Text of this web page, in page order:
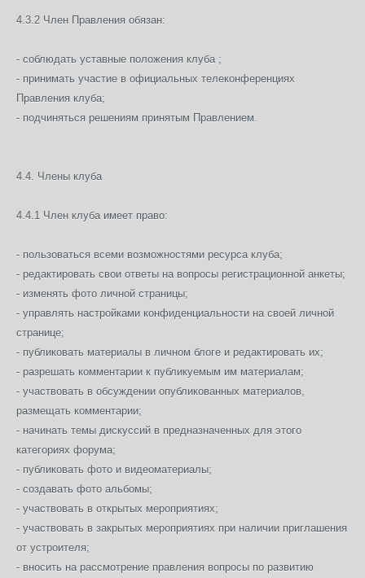
4.3.2 Член Правления обязан:
- соблюдать уставные положения клуба ;
- принимать участие в официальных телеконференциях
Правления клуба;
- подчиняться решениям принятым Правлением.
4.4. Члены клуба
4.4.1 Член клуба имеет право:
- пользоваться всеми возможностями ресурса клуба;
- редактировать свои ответы на вопросы регистрационной анкеты;
- изменять фото личной страницы;
- управлять настройками конфиденциальности на своей личной
странице;
- публиковать материалы в личном блоге и редактировать их;
- разрешать комментарии к публикуемым им материалам;
- участвовать в обсуждении опубликованных материалов,
размещать комментарии;
- начинать темы дискуссий в предназначенных для этого
категориях форума;
- публиковать фото и видеоматериалы;
- создавать фото альбомы;
- участвовать в открытых мероприятиях;
- участвовать в закрытых мероприятиях при наличии приглашения
от устроителя;
- вносить на рассмотрение правления вопросы по развитию